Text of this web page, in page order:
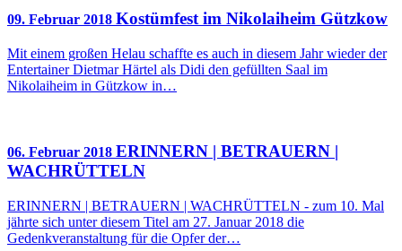
09. Februar 2018 Kostümfest im Nikolaiheim Gützkow
Mit einem großen Helau schaffte es auch in diesem Jahr wieder der
Entertainer Dietmar Härtel als Didi den gefüllten Saal im
Nikolaiheim in Gützkow in…
06. Februar 2018 ERINNERN | BETRAUERN |
WACHRÜTTELN
ERINNERN | BETRAUERN | WACHRÜTTELN - zum 10. Mal
jährte sich unter diesem Titel am 27. Januar 2018 die
Gedenkveranstaltung für die Opfer der…